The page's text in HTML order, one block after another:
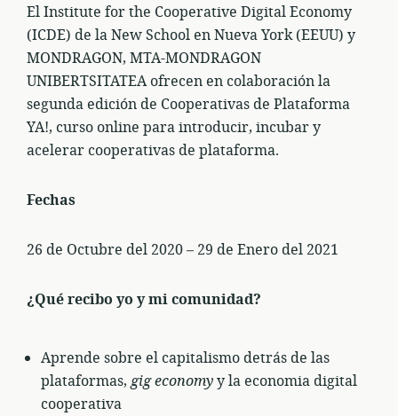
El Institute for the Cooperative Digital Economy
(ICDE) de la New School en Nueva York (EEUU) y
MONDRAGON, MTA-MONDRAGON
UNIBERTSITATEA ofrecen en colaboración la
segunda edición de Cooperativas de Plataforma
YA!, curso online para introducir, incubar y
acelerar cooperativas de plataforma.
Fechas
26 de Octubre del 2020 – 29 de Enero del 2021
¿Qué recibo yo y mi comunidad?
Aprende sobre el capitalismo detrás de las
plataformas,gig economyy la economia digital
cooperativa